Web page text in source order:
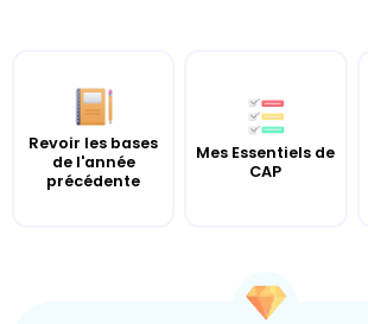
Revoir les bases
de l'année
précédente
Mes Essentiels de
CAP